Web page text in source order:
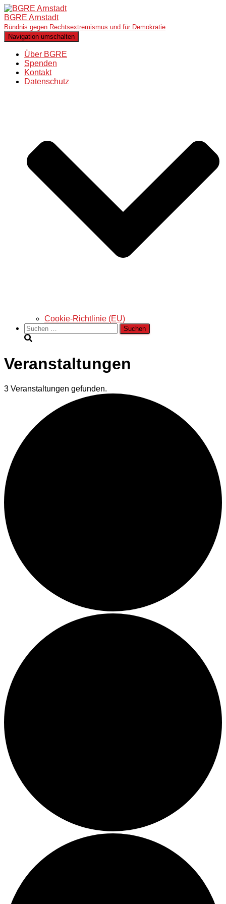
BGRE Arnstadt
Bündnis gegen Rechtsextremismus und für Demokratie
Navigation umschalten
Über BGRE
Spenden
Kontakt
Datenschutz
Cookie-Richtlinie (EU)
Suchen
nach:
Veranstaltungen
3 Veranstaltungen gefunden.